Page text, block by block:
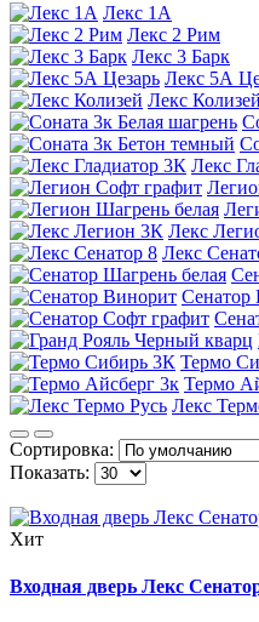
Лекс 1А
Лекс 2 Рим
Лекс 3 Барк
Лекс 5А
Лекс Колизей
Лекс
Лекс
Лекс
Сенатор
Термо
Термо
Лекс
Сортировка:
Показать:
Хит
Входная дверь Лекс